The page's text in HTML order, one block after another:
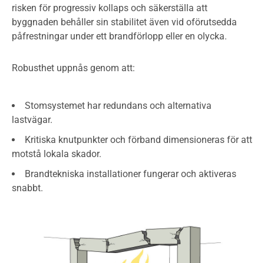
risken för progressiv kollaps och säkerställa att
byggnaden behåller sin stabilitet även vid oförutsedda
påfrestningar under ett brandförlopp eller en olycka.
Robusthet uppnås genom att:
Stomsystemet har redundans och alternativa
lastvägar.
Kritiska knutpunkter och förband dimensioneras för att
motstå lokala skador.
Brandtekniska installationer fungerar och aktiveras
snabbt.